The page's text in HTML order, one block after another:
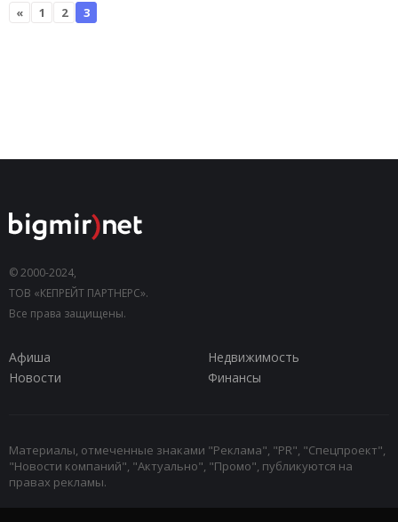
« 1 2 3
© 2000-2024,
ТОВ «КЕПРЕЙТ ПАРТНЕРС».
Все права защищены.
Афиша
Недвижимость
Новости
Финансы
Материалы, отмеченные знаками "Реклама", "PR", "Спецпроект",
"Новости компаний", "Актуально", "Промо", публикуются на
правах рекламы.